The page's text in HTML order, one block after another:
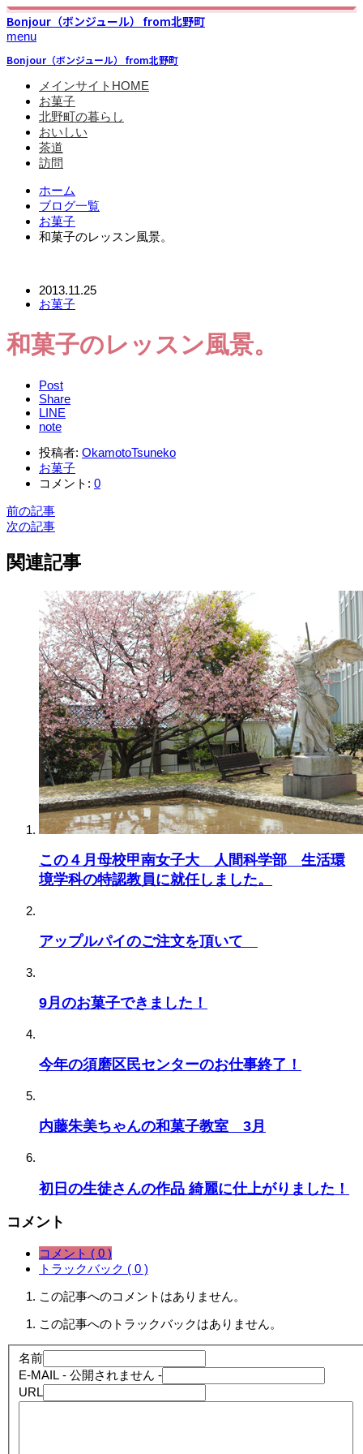
Bonjour（ボンジュール） from北野町
menu
Bonjour（ボンジュール） from北野町
メインサイトHOME
お菓子
北野町の暮らし
おいしい
茶道
訪問
ホーム
ブログ一覧
お菓子
和菓子のレッスン風景。
2013.11.25
お菓子
和菓子のレッスン風景。
Post
Share
LINE
note
投稿者: OkamotoTsuneko
お菓子
コメント: 0
前の記事
次の記事
関連記事
この４月母校甲南女子大 人間科学部 生活環
境学科の特認教員に就任しました。
アップルパイのご注文を頂いて
9月のお菓子できました！
今年の須磨区民センターのお仕事終了！
内藤朱美ちゃんの和菓子教室 3月
初日の生徒さんの作品 綺麗に仕上がりました！
コメント
コメント ( 0 )
トラックバック ( 0 )
この記事へのコメントはありません。
この記事へのトラックバックはありません。
名前
E-MAIL - 公開されません -
URL